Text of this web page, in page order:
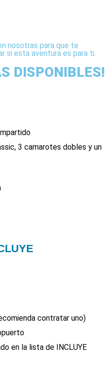
nosotras para que te
si esta aventura es para ti.
DISPONIBLES!
3 camarotes dobles y un
contratar uno)
en la lista de INCLUYE